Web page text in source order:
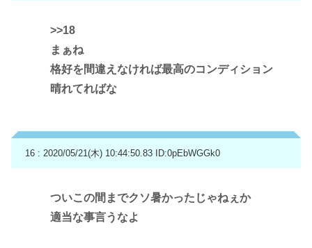
>>18
まぁね
格好を間違えなければ最高のコンディション
晴れてればな
16 : 2020/05/21(木) 10:44:50.83 ID:0pEbWGGk0
ついこの間までクソ暑かったじゃねぇか
適当な事言うなよ